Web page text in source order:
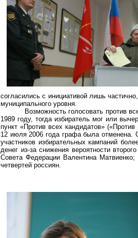
согласились с инициативой лишь
муниципального уровня.
Возможность голосовать против
1989 году, тогда избиратель мог или
пункт «Против всех кандидатов»
12 июля 2006 года графа была отменена.
участников избирательных кампаний
денег из-за снижения вероятности
Совета Федерации Валентина Матвиенко;
четвертей россиян.